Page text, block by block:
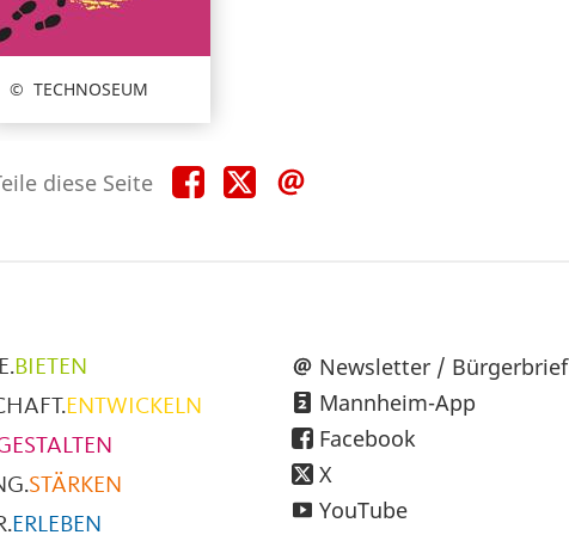
TECHNOSEUM
diese Seite Teile
diese
Teile
diese
BIETEN
ENTWICKELN
STÄRKEN
ERLEBEN
Newsletter / Bürgerbrief
Mannheim-App
Facebook
X
YouTube